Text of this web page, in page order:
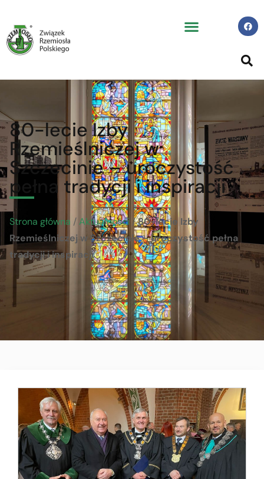
80-lecie Izby
Rzemieślniczej w
Szczecinie – uroczystość
pełna tradycji i inspiracji
Strona główna /Aktualności /80-lecie Izby
Rzemieślniczej w Szczecinie – uroczystość pełna
tradycji i inspiracji